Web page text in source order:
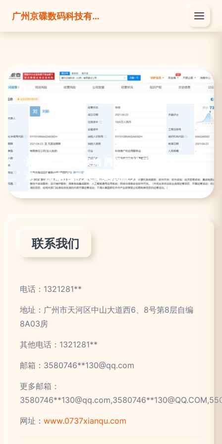
广州京碟数码科技有限公司
深耕数字基础设施 腾讯云携手新设公
司，加码信息系统集成服务
联系我们
电话：1321281**
地址：广州市天河区中山大道西6、8号第8层自编
8A03房
其他电话：1321281**
邮箱：3580746**130@qq.com
更多邮箱：
3580746**130@qq.com,3580746**130@QQ.COM
网址： www.0737xianqu.com